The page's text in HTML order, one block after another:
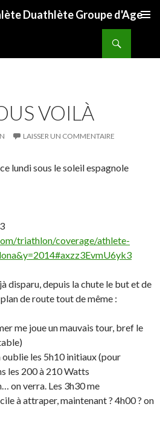
Duathlète Groupe d'Age
VOILÀ
LAISSER UN COMMENTAIRE
lundi sous le soleil espagnole
triathlon/coverage/athlete-
disparu, depuis la chute le but et de
de route tout de même :
me joue un mauvais tour, bref le
les 5h10 initiaux (pour
les 200 à 210 Watts
on verra. Les 3h30 me
à attraper, maintenant ? 4h00 ? on